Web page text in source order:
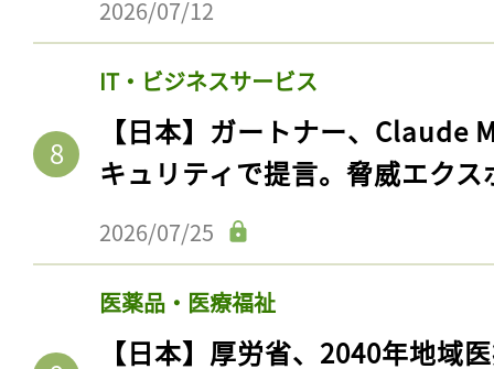
2026/07/12
IT・ビジネスサービス
【日本】ガートナー、Claude
キュリティで提言。脅威エク
2026/07/25
医薬品・医療福祉
【日本】厚労省、2040年地域